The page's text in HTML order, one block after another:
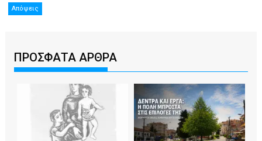
Απόψεις
ΠΡΟΣΦΑΤΑ ΑΡΘΡΑ